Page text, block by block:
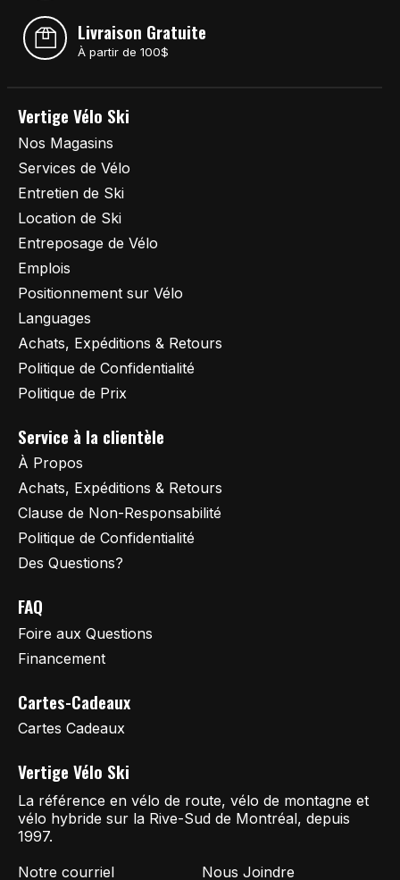
Livraison Gratuite
À partir de 100$
Vertige Vélo Ski
Nos Magasins
Services de Vélo
Entretien de Ski
Location de Ski
Entreposage de Vélo
Emplois
Positionnement sur Vélo
Languages
Achats, Expéditions & Retours
Politique de Confidentialité
Politique de Prix
Service à la clientèle
À Propos
Achats, Expéditions & Retours
Clause de Non-Responsabilité
Politique de Confidentialité
Des Questions?
FAQ
Foire aux Questions
Financement
Cartes-Cadeaux
Cartes Cadeaux
Vertige Vélo Ski
La référence en vélo de route, vélo de montagne et
vélo hybride sur la Rive-Sud de Montréal, depuis
1997.
Notre courriel
Nous Joindre